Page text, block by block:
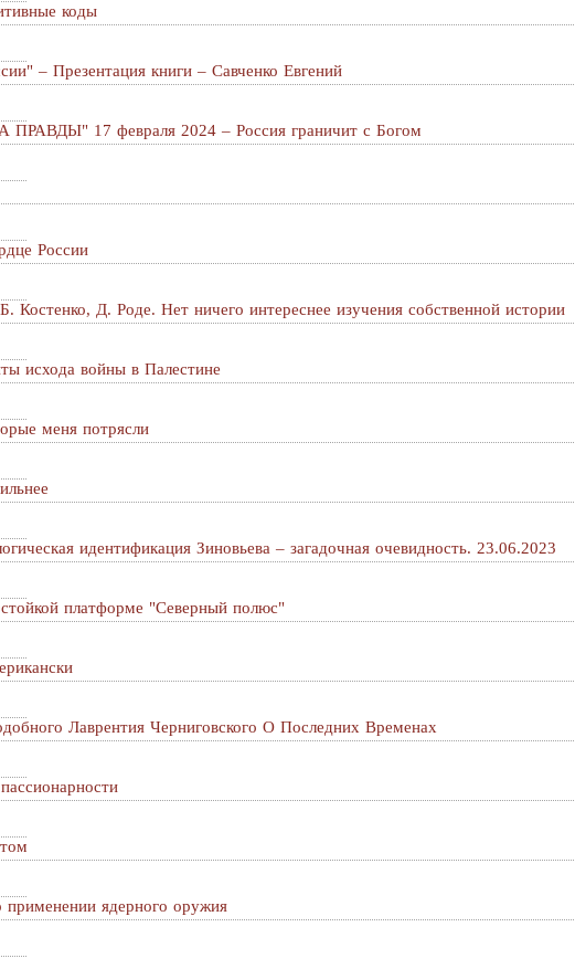
коды
– Презентация книги – Савченко Евгений
ПРАВДЫ" 17 февраля 2024 – Россия граничит с Богом
России
Костенко, Д. Роде. Нет ничего интереснее изучения собственной истории
исхода войны в Палестине
меня потрясли
идентификация Зиновьева – загадочная очевидность. 23.06.2023
платформе "Северный полюс"
Лаврентия Черниговского О Последних Временах
применении ядерного оружия